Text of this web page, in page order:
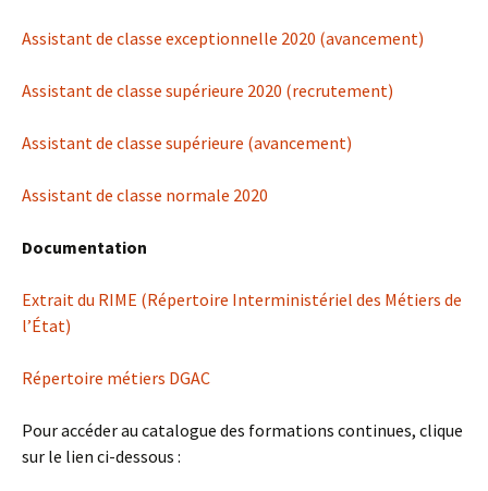
Assistant de classe exceptionnelle 2020 (avancement)
Assistant de classe supérieure 2020 (recrutement)
Assistant de classe supérieure (avancement)
Assistant de classe normale 2020
Documentation
Extrait du RIME (Répertoire Interministériel des Métiers de
l’État)
Répertoire métiers DGAC
Pour accéder au catalogue des formations continues, clique
sur le lien ci-dessous :